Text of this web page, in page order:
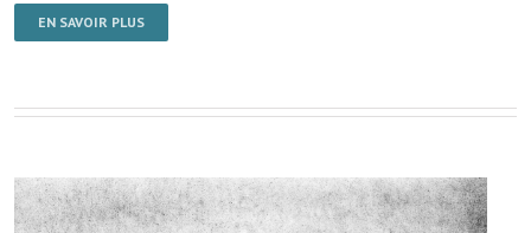
EN SAVOIR PLUS